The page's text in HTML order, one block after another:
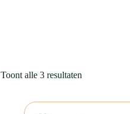
Toont alle 3 resultaten